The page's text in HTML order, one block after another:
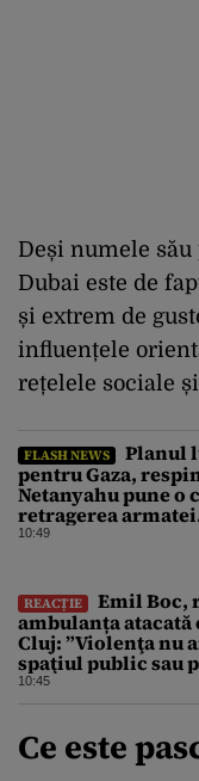
Deși numele său
Dubai este de
și extrem de
influențele
rețelele sociale
FLASH NEWS
Planul
pentru Gaza,
Netanyahu pune
retragerea
tensiunile în
10:49
REACȚIE
Emil Boc,
ambulanța atacată
Cluj: ”Violenţa nu
spaţiul public sau
10:45
Ce este